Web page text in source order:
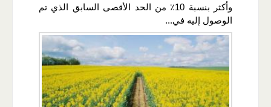
وأكثر بنسبة 10٪ من الحد الأقصى السابق الذي تم
الوصول إليه في...